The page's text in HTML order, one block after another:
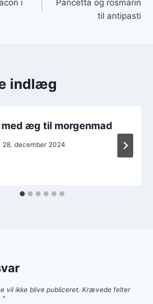
i
Pancetta og rosmarin
til antipasti
indlæg
æg til morgenmad
28. december 2024
vil ikke blive publiceret. Krævede felter
*